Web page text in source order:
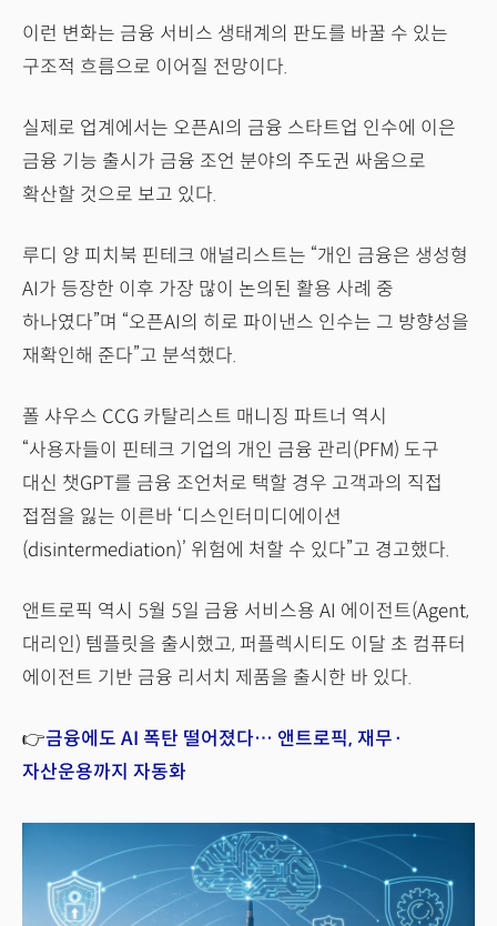
이런 변화는 금융 서비스 생태계의 판도를 바꿀 수 있는
구조적 흐름으로 이어질 전망이다.
실제로 업계에서는 오픈AI의 금융 스타트업 인수에 이은
금융 기능 출시가 금융 조언 분야의 주도권 싸움으로
확산할 것으로 보고 있다.
루디 양 피치북 핀테크 애널리스트는 “개인 금융은 생성형
AI가 등장한 이후 가장 많이 논의된 활용 사례 중
하나였다”며 “오픈AI의 히로 파이낸스 인수는 그 방향성을
재확인해 준다”고 분석했다.
폴 샤우스 CCG 카탈리스트 매니징 파트너 역시
“사용자들이 핀테크 기업의 개인 금융 관리(PFM) 도구
대신 챗GPT를 금융 조언처로 택할 경우 고객과의 직접
접점을 잃는 이른바 ‘디스인터미디에이션
(disintermediation)’ 위험에 처할 수 있다”고 경고했다.
앤트로픽 역시 5월 5일 금융 서비스용 AI 에이전트(Agent,
대리인) 템플릿을 출시했고, 퍼플렉시티도 이달 초 컴퓨터
에이전트 기반 금융 리서치 제품을 출시한 바 있다.
👉금융에도 AI 폭탄 떨어졌다… 앤트로픽, 재무·
자산운용까지 자동화